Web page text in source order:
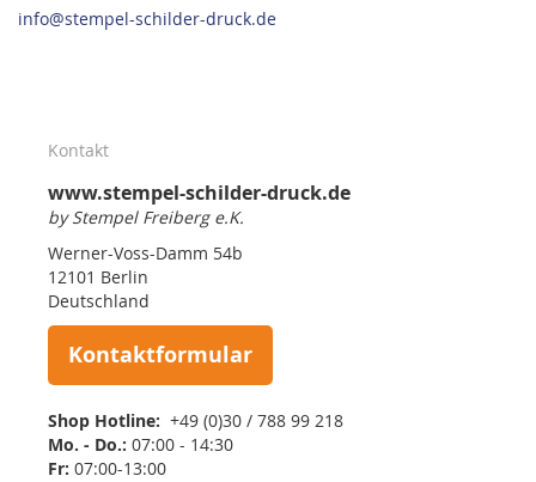
info@stempel-schilder-druck.de
Kontakt
www.stempel-schilder-druck.de
by Stempel Freiberg e.K.
Werner-Voss-Damm 54b
12101 Berlin
Deutschland
Kontaktformular
Shop Hotline: +49 (0)30 / 788 99 218
Mo. - Do.: 07:00 - 14:30
Fr: 07:00-13:00